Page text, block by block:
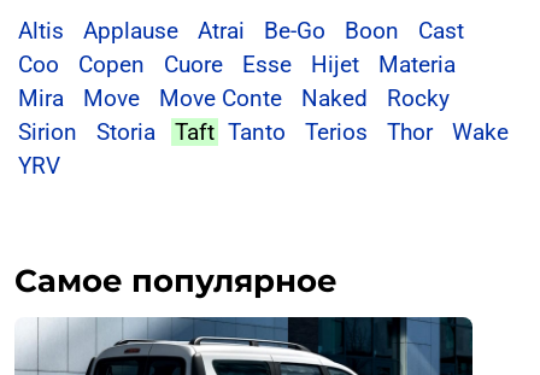
Altis Applause Atrai Be-Go Boon
Cast
Coo
Copen Cuore Esse Hijet
Materia
Mira
Move Move Conte Naked
Rocky
Sirion
Storia Taft Tanto Terios Thor
Wake
YRV
Самое популярное